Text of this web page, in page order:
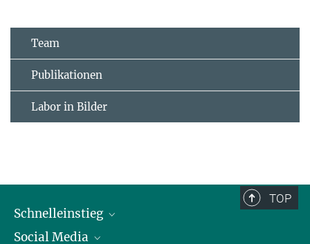
Team
Publikationen
Labor in Bilder
TOP
Schnelleinstieg
Alumni
Social Media